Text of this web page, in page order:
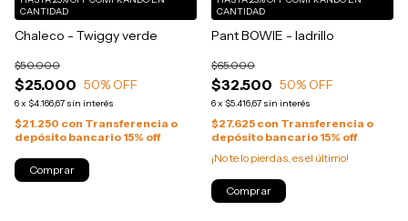
Chaleco - Twiggy verde
$25.000
$50.000
50% OFF
6x $4.166,67 sin interés
CANTIDAD
$21.250 con Transferencia o
depósito bancario 15% off
Comprar
Pant BOWIE - ladrillo
$32.500
$65.000
50% OFF
6x $5.416,67 sin interés
CANTIDAD
$27.625 con Transferencia o
depósito bancario 15% off
¡No te lo pierdas, es el último!
Comprar